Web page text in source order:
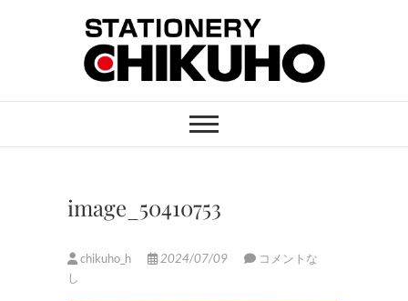
STATIONERY
CHIKUHO
image_50410753
chikuho_h 2024/07/09
コメントな
し